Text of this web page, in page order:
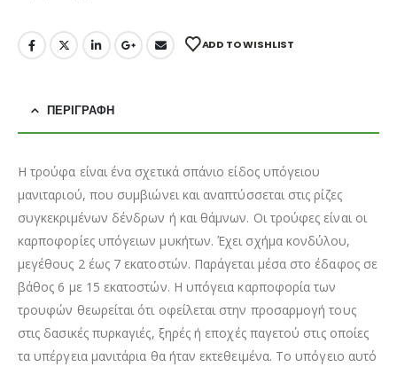
ADD TO WISHLIST
ΠΕΡΙΓΡΑΦΉ
Η τρούφα είναι ένα σχετικά σπάνιο είδος υπόγειου
μανιταριού, που συμβιώνει και αναπτύσσεται στις ρίζες
συγκεκριμένων δένδρων ή και θάμνων. Οι τρούφες είναι οι
καρποφορίες υπόγειων μυκήτων. Έχει σχήμα κονδύλου,
μεγέθους 2 έως 7 εκατοστών. Παράγεται μέσα στο έδαφος σε
βάθος 6 με 15 εκατοστών. Η υπόγεια καρποφορία των
τρουφών θεωρείται ότι οφείλεται στην προσαρμογή τους
στις δασικές πυρκαγιές, ξηρές ή εποχές παγετού στις οποίες
τα υπέργεια μανιτάρια θα ήταν εκτεθειμένα. Το υπόγειο αυτό